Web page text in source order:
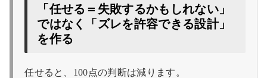
「任せる＝失敗するかもしれない」
ではなく「ズレを許容できる設計」
を作る
任せると、100点の判断は減ります。